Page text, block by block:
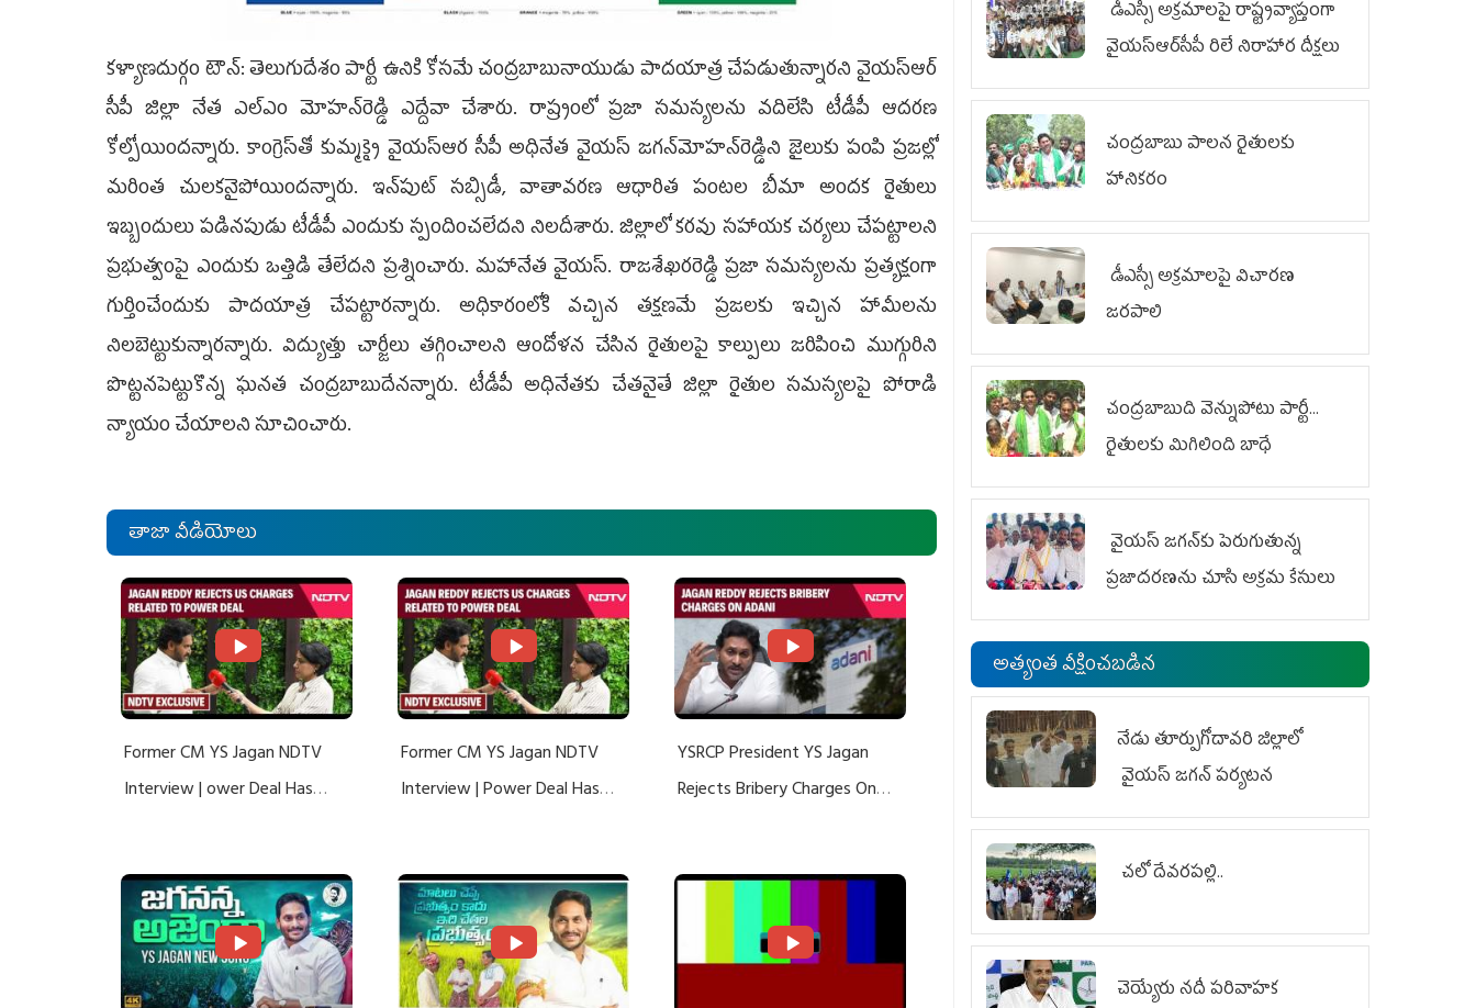
కళ్యాణదుర్గం టౌన్: తెలుగుదేశం పార్టీ ఉనికి కోసమే చంద్రబాబునాయుడు పాదయాత్ర చేపడుతున్నారని వైయస్ఆర్‌
సీపీ జిల్లా నేత ఎల్‌ఎం మోహన్‌రెడ్డి ఎద్దేవా చేశారు. రాష్ర్టంలో ప్రజా సమస్యలను వదిలేసి టీడీపీ ఆదరణ
కోల్పోయిందన్నారు. కాంగ్రెస్‌తో కుమ్మక్కై వైయస్ఆర సీపీ అధినేత వైయస్ జగన్‌మోహన్‌రెడ్డిని జైలుకు పంపి ప్రజల్లో
మరింత చులకనైపోయిందన్నారు. ఇన్‌పుట్ సబ్సిడీ, వాతావరణ ఆధారిత పంటల బీమా అందక రైతులు
ఇబ్బందులు పడినపుడు టీడీపీ ఎందుకు స్పందించలేదని నిలదీశారు. జిల్లాలో కరవు సహాయక చర్యలు చేపట్టాలని
ప్రభుత్వంపై ఎందుకు ఒత్తిడి తేలేదని ప్రశ్నించారు. మహానేత వైయస్. రాజశేఖరరెడ్డి ప్రజా సమస్యలను ప్రత్యక్షంగా
గుర్తించేందుకు పాదయాత్ర చేపట్టారన్నారు. అధికారంలోకి వచ్చిన తక్షణమే ప్రజలకు ఇచ్చిన హామీలను
నిలబెట్టుకున్నారన్నారు. విద్యుత్తు చార్జీలు తగ్గించాలని ఆందోళన చేసిన రైతులపై కాల్పులు జరిపించి ముగ్గురిని
పొట్టనపెట్టుకొన్న ఘనత చంద్రబాబుదేనన్నారు. టీడీపీ అధినేతకు చేతనైతే జిల్లా రైతుల సమస్యలపై పోరాడి
న్యాయం చేయాలని సూచించారు.
తాజా వీడియోలు
Former CM YS Jagan NDTV
Interview | ower Deal Has
Former CM YS Jagan NDTV
Interview | Power Deal Has
YSRCP President YS Jagan
Rejects Bribery Charges On
డీఎస్సీ అక్రమాలపై రాష్ట్రవ్యాప్తంగా
వైయ‌స్ఆర్‌సీపీ రిలే నిరాహార దీక్షలు
చంద్రబాబు పాలన రైతులకు
హానికరం
డీఎస్సీ అక్రమాలపై విచారణ
జరపాలి
చంద్రబాబుది వెన్నుపోటు పార్టీ...
రైతులకు మిగిలింది బాధే
వైయ‌స్ జగన్‌కు పెరుగుతున్న
ప్రజాదరణను చూసి అక్రమ కేసులు
అత్యంత వీక్షించబడిన
నేడు తూర్పుగోదావరి జిల్లాలో
వైయస్‌ జగన్‌ పర్యటన
చలో దేవరపల్లి..
చెయ్యేరు నదీ పరివాహక